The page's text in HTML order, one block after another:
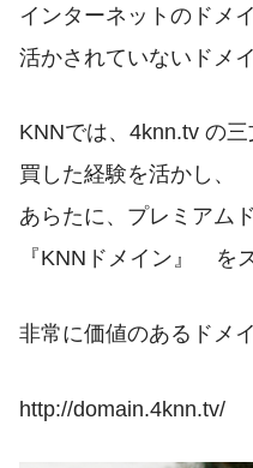
インターネットのドメ
活かされていないドメイ
KNNでは、4knn.tv の
買した経験を活かし、
あらたに、プレミアム
『KNNドメイン』 を
非常に価値のあるドメ
http://domain.4knn.tv/